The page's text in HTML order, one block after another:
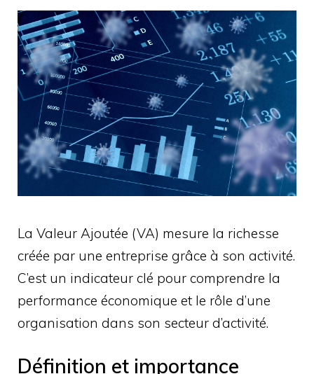
La Valeur Ajoutée (VA) mesure la richesse
créée par une entreprise grâce à son activité.
C’est un indicateur clé pour comprendre la
performance économique et le rôle d’une
organisation dans son secteur d’activité.
Définition et importance